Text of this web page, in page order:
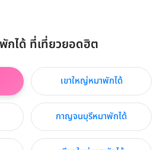
กได้ ที่เที่ยวยอดฮิต
เขาใหญ่หมาพักได้
กาญจนบุรีหมาพักได้